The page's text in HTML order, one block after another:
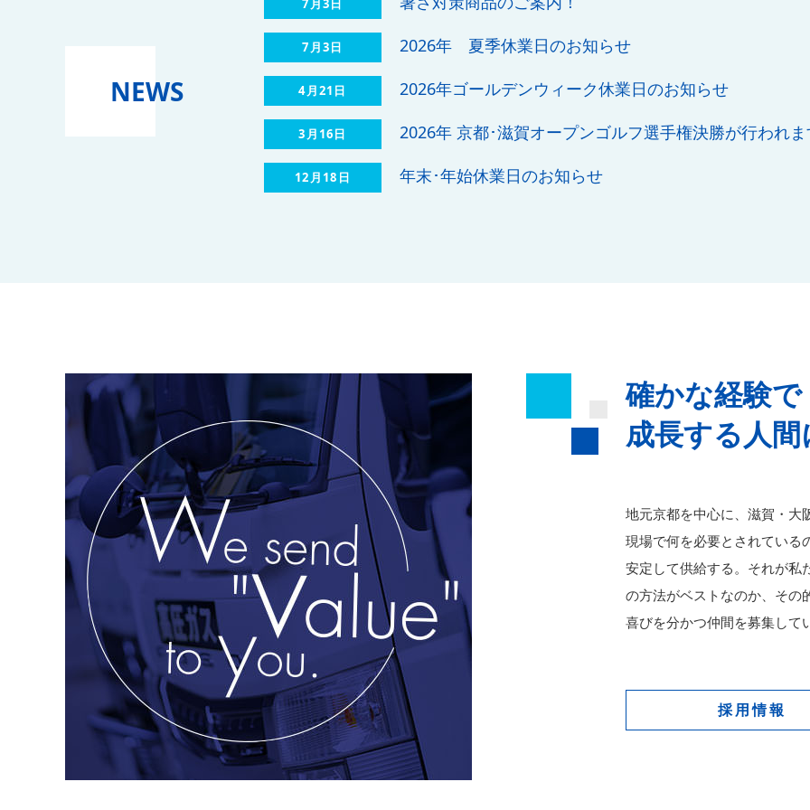
NEWS
7月3日
7月3日 2026年 夏季休業日のお知らせ
4月21日 2026年ゴールデンウィーク休業日のお知らせ
3月16日 2026年 京都･滋賀オープンゴルフ選手権決勝が行われ
12月18日 年末･年始休業日のお知らせ
確かな経験で
成長する人
地元京都を中心に、滋賀・大
現場で何を必要とされている
安定して供給する。それが私
の方法がベストなのか、その
喜びを分かつ仲間を募集して
採用情報